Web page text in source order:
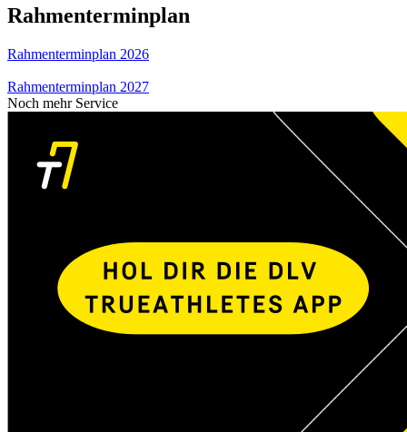
Rahmenterminplan
Rahmenterminplan 2026
Rahmenterminplan 2027
Noch mehr Service